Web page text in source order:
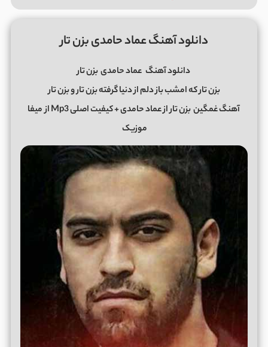
دانلود آهنگ عماد حامدی بزن تار
دانلود آهنگ عماد حامدیبزن تار
بزن تار که امشب باز دلم از دنیا گرفته بزن تار و بزن تار
آهنگ غمگینبزن تار از عماد حامدی + کیفیت اصلی Mp3 از
میفا
موزیک